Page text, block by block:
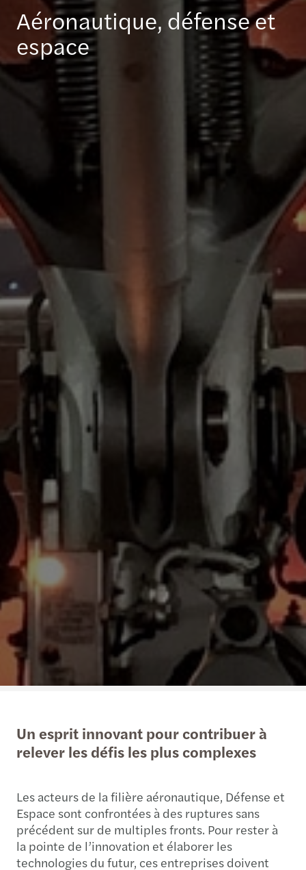
Aéronautique, défense et
espace
Un esprit innovant pour contribuer à
relever les défis les plus complexes
Les acteurs de la filière aéronautique, Défense et
Espace sont confrontées à des ruptures sans
précédent sur de multiples fronts. Pour rester à
la pointe de l’innovation et élaborer les
technologies du futur, ces entreprises doivent